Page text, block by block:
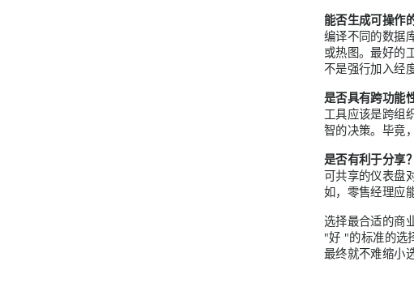
能否生成可操作
编译不同的数据
或热图。最好的
不是强行加入经
是否具有跨功能
工具应该是跨组
智的决策。毕竟
是否有利于分享？
可共享的仪表盘
如，零售经理应
选择最合适的商
"好 "的标准的选
最终就不难缩小